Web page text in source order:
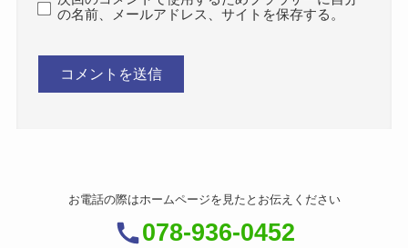
の名前、メールアドレス、サイトを保存する。
お電話の際はホームページを見たとお伝えください
078-936-0452